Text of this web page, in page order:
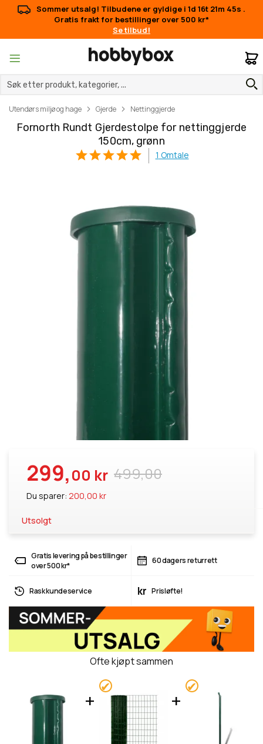
Sommer utsalg! Tilbudene er gyldige i 1d 16t 21m 45s .
Gratis frakt for bestillinger over 500 kr*
Se tilbud!
Utendørs miljø og hage Gjerde Nettinggjerde
Fornorth Rundt Gjerdestolpe for nettinggjerde
150cm, grønn
1 Omtale
499,00
299,00 kr
Du sparer: 200,00 kr
Utsolgt
Gratis levering på bestillinger
over 500 kr*
60 dagers returrett
Rask kundeservice kr Prisløfte!
Ofte kjøpt sammen